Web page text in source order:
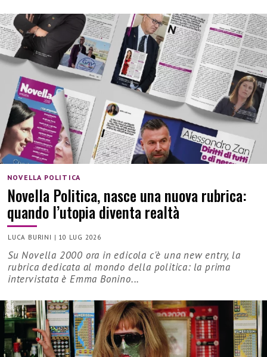
NOVELLA POLITICA
Novella Politica, nasce una nuova rubrica:
quando l’utopia diventa realtà
LUCA BURINI | 10 LUG 2026
Su Novella 2000 ora in edicola c'è una new entry, la
rubrica dedicata al mondo della politica: la prima
intervistata è Emma Bonino...